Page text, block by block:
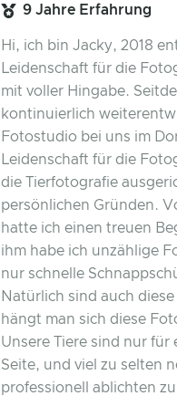
9 Jahre Erfahrung
Hi, ich bin Jacky, 2018
Leidenschaft für die
mit voller Hingabe.
kontinuierlich
Fotostudio bei uns im
Leidenschaft für die
die Tierfotografie
persönlichen Gründen.
hatte ich einen treuen
ihm habe ich unzählige
nur schnelle
Natürlich sind auch
hängt man sich diese
Unsere Tiere sind nur für
Seite, und viel zu selten
professionell ablichten